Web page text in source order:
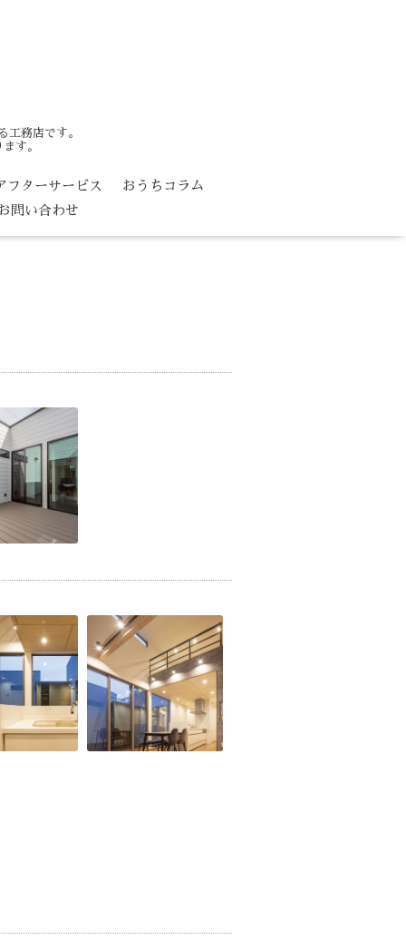
工務店です。
す。
フターサービス
おうちコラム
問い合わせ